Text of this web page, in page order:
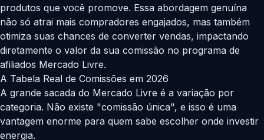
produtos que você promove. Essa abordagem genuína
não só atrai mais compradores engajados, mas também
otimiza suas chances de converter vendas, impactando
diretamente o valor da sua comissão no programa de
afiliados Mercado Livre.
A Tabela Real de Comissões em 2026
A grande sacada do Mercado Livre é a variação por
categoria. Não existe "comissão única", e isso é uma
vantagem enorme para quem sabe escolher onde investir
energia.